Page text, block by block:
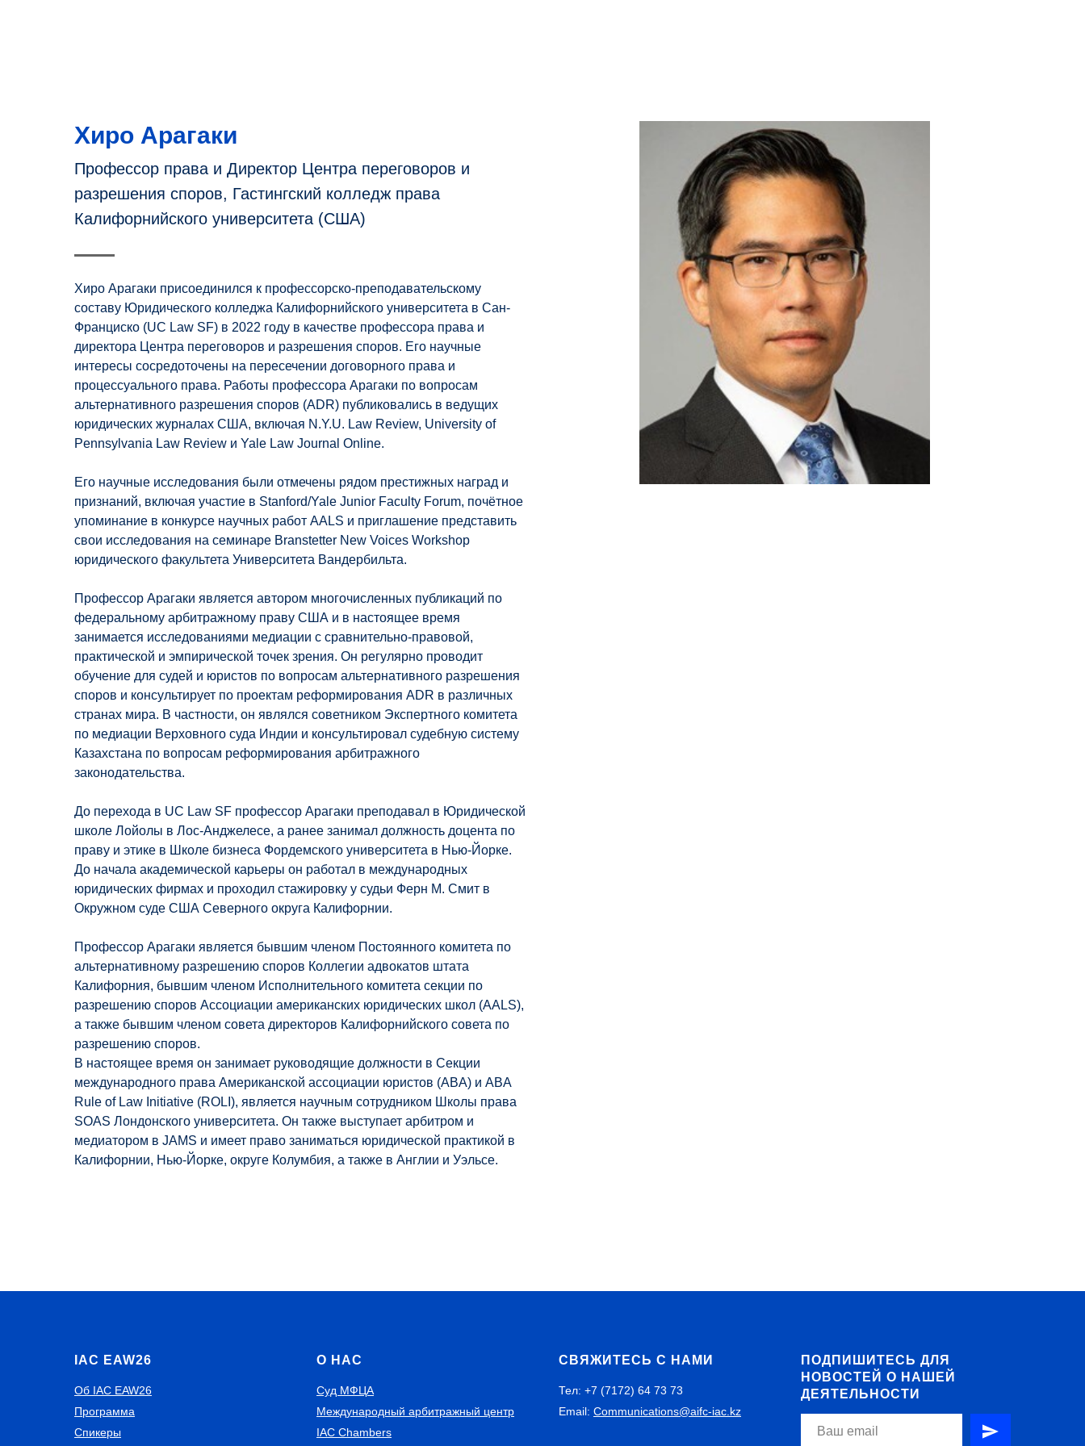
Хиро Арагаки
Профессор права и Директор Центра переговоров и
разрешения споров, Гастингский колледж права
Калифорнийского университета (США)
Хиро Арагаки присоединился к профессорско-преподавательскому
составу Юридического колледжа Калифорнийского университета в Сан-
Франциско (UC Law SF) в 2022 году в качестве профессора права и
директора Центра переговоров и разрешения споров. Его научные
интересы сосредоточены на пересечении договорного права и
процессуального права. Работы профессора Арагаки по вопросам
альтернативного разрешения споров (ADR) публиковались в ведущих
юридических журналах США, включая N.Y.U. Law Review, University of
Pennsylvania Law Review и Yale Law Journal Online.
Его научные исследования были отмечены рядом престижных наград и
признаний, включая участие в Stanford/Yale Junior Faculty Forum, почётное
упоминание в конкурсе научных работ AALS и приглашение представить
свои исследования на семинаре Branstetter New Voices Workshop
юридического факультета Университета Вандербильта.
Профессор Арагаки является автором многочисленных публикаций по
федеральному арбитражному праву США и в настоящее время
занимается исследованиями медиации с сравнительно-правовой,
практической и эмпирической точек зрения. Он регулярно проводит
обучение для судей и юристов по вопросам альтернативного разрешения
споров и консультирует по проектам реформирования ADR в различных
странах мира. В частности, он являлся советником Экспертного комитета
по медиации Верховного суда Индии и консультировал судебную систему
Казахстана по вопросам реформирования арбитражного
законодательства.
До перехода в UC Law SF профессор Арагаки преподавал в Юридической
школе Лойолы в Лос-Анджелесе, а ранее занимал должность доцента по
праву и этике в Школе бизнеса Фордемского университета в Нью-Йорке.
До начала академической карьеры он работал в международных
юридических фирмах и проходил стажировку у судьи Ферн М. Смит в
Окружном суде США Северного округа Калифорнии.
Профессор Арагаки является бывшим членом Постоянного комитета по
альтернативному разрешению споров Коллегии адвокатов штата
Калифорния, бывшим членом Исполнительного комитета секции по
разрешению споров Ассоциации американских юридических школ (AALS),
а также бывшим членом совета директоров Калифорнийского совета по
разрешению споров.
В настоящее время он занимает руководящие должности в Секции
международного права Американской ассоциации юристов (ABA) и ABA
Rule of Law Initiative (ROLI), является научным сотрудником Школы права
SOAS Лондонского университета. Он также выступает арбитром и
медиатором в JAMS и имеет право заниматься юридической практикой в
Калифорнии, Нью-Йорке, округе Колумбия, а также в Англии и Уэльсе.
IAC EAW26
Об IAC EAW26
Программа
Спикеры
О НАС
Суд МФЦА
Международный арбитражный центр
IAC Chambers
СВЯЖИТЕСЬ С НАМИ
Тел: +7 (7172) 64 73 73
Email: Communications@aifc-iac.kz
ПОДПИШИТЕСЬ ДЛЯ
НОВОСТЕЙ О НАШЕЙ
ДЕЯТЕЛЬНОСТИ